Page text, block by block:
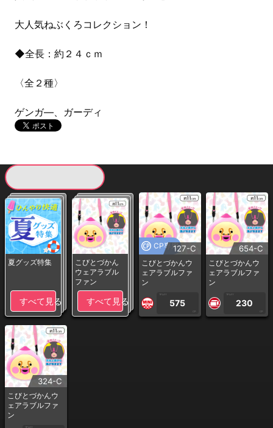
大人気ねぶくろコレクション！
◆全長：約２４ｃｍ
〈全２種〉
ゲンガ―、ガーディ
夏グッズ特集
すべて見る
こびとづかん
ウェアラブル
ファン
すべて見る
CP専用127-C
こびとづかんウ
ェアラブルファ
ン
1PLAY
575
CP
654-C
こびとづかんウ
ェアラブルファ
ン
1PLAY
230
CP
324-C
こびとづかんウ
ェアラブルファ
ン
1PLAY